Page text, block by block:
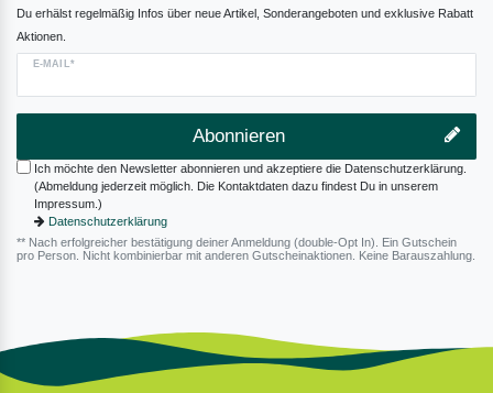
Du erhälst regelmäßig Infos über neue Artikel, Sonderangeboten und exklusive Rabatt
Aktionen.
E-MAIL*
Abonnieren
Ich möchte den Newsletter abonnieren und akzeptiere die Datenschutzerklärung.
(Abmeldung jederzeit möglich. Die Kontaktdaten dazu findest Du in unserem
Impressum.)
Datenschutzerklärung
** Nach erfolgreicher bestätigung deiner Anmeldung (double-Opt In). Ein Gutschein
pro Person. Nicht kombinierbar mit anderen Gutscheinaktionen. Keine Barauszahlung.